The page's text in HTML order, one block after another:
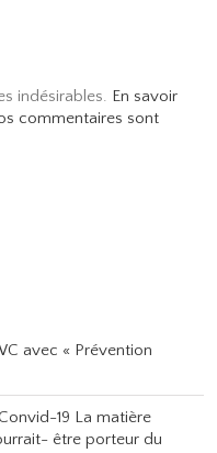
indésirables. En savoir
commentaires sont
avec « Prévention
19 La matière
être porteur du